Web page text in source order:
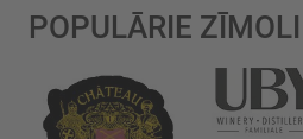
POPULĀRIE ZĪMOLI